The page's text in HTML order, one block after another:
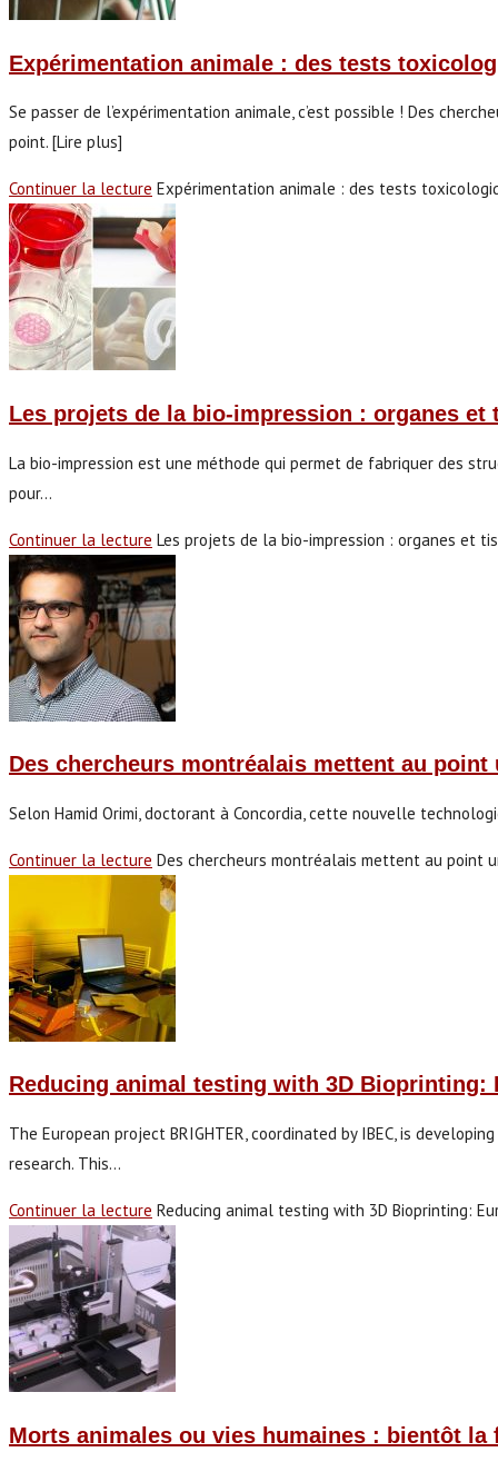
Expérimentation animale : des tests
Se passer de l’expérimentation animale, c’est possible ! Des
point. [Lire plus]
Continuer la lecture Expérimentation animale : des tests
Les projets de la bio-impression : organes et
La bio-impression est une méthode qui permet de fabriquer des
pour…
Continuer la lecture Les projets de la bio-impression : organes et
Des chercheurs montréalais mettent au
Selon Hamid Orimi, doctorant à Concordia, cette nouvelle
Continuer la lecture Des chercheurs montréalais mettent au point
Reducing animal testing with 3D Bioprinting:
The European project BRIGHTER, coordinated by IBEC, is
research. This…
Continuer la lecture Reducing animal testing with 3D Bioprinting:
Morts animales ou vies humaines : bientôt